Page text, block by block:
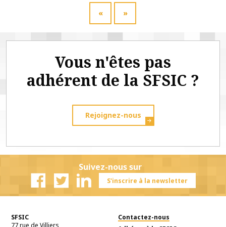
« »
Vous n'êtes pas
adhérent de la SFSIC ?
Rejoignez-nous
Suivez-nous sur
S'inscrire à la newsletter
SFSIC
Contactez-nous